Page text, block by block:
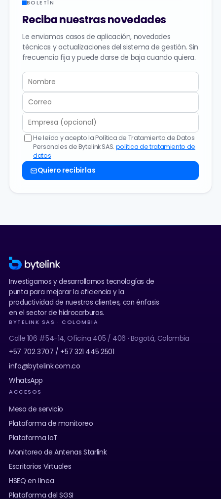
BOLETÍN
Reciba nuestras novedades
Le enviamos casos de aplicación, novedades
técnicas y actualizaciones del sistema de gestión. Sin
frecuencia fija y puede darse de baja cuando quiera.
He leído y acepto la Política de Tratamiento de Datos
Personales de Bytelink SAS. política de tratamiento de
datos
Quiero recibirlas
Investigamos y desarrollamos tecnologías de
punta para mejorar la eficiencia y la
productividad de nuestros clientes, con énfasis
en el sector de hidrocarburos.
BYTELINK SAS · COLOMBIA
Calle 106 #54-14, Oficina 405 / 406 · Bogotá, Colombia
+57 702 3707 / +57 321 445 2501
info@bytelink.com.co
WhatsApp
ACCESOS
Mesa de servicio
Plataforma de monitoreo
Plataforma IoT
Monitoreo de Antenas Starlink
Escritorios Virtuales
HSEQ en línea
Plataforma del SGSI